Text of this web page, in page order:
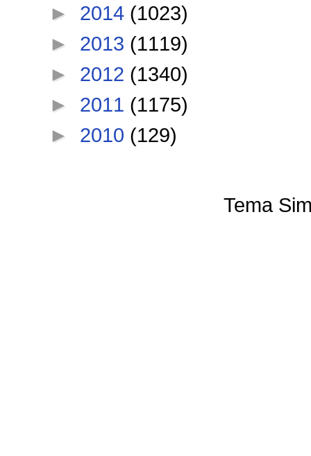
► 2014 (1023)
► 2013 (1119)
► 2012 (1340)
► 2011 (1175)
► 2010 (129)
Tema